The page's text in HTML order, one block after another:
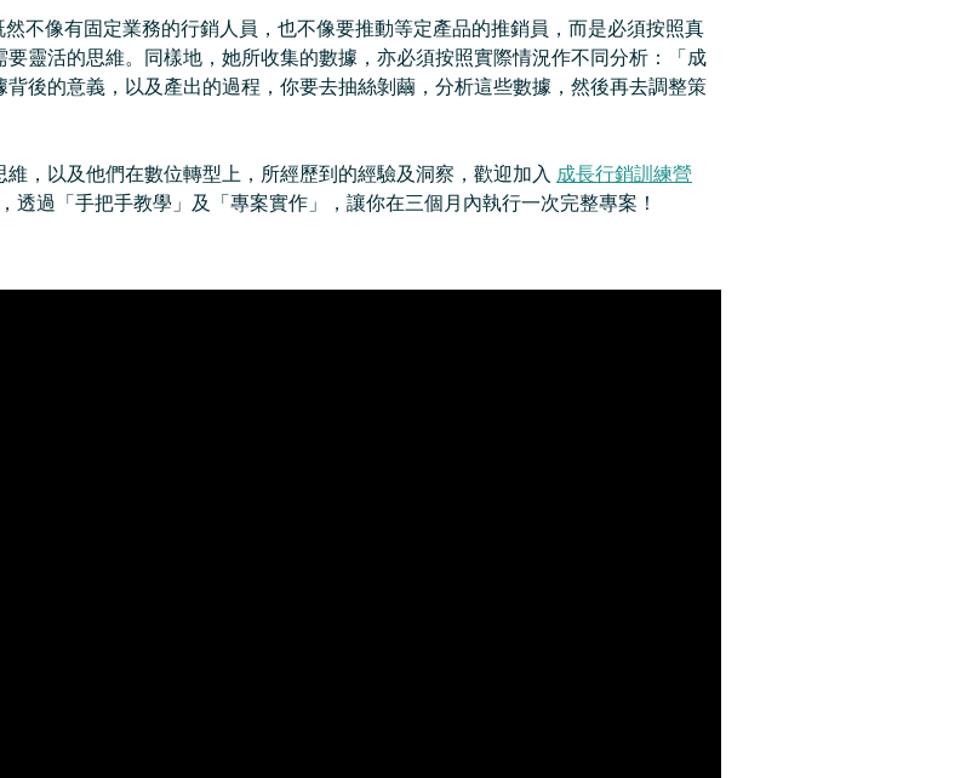
像有固定業務的行銷人員，也不像要推動等定產品的推銷員，而是必須按照真
靈活的思維。同樣地，她所收集的數據，亦必須按照實際情況作不同分析：「成
後的意義，以及產出的過程，你要去抽絲剝繭，分析這些數據，然後再去調整策
，以及他們在數位轉型上，所經歷到的經驗及洞察，歡迎加入 成長行銷訓練營
透過「手把手教學」及「專案實作」，讓你在三個月內執行一次完整專案！